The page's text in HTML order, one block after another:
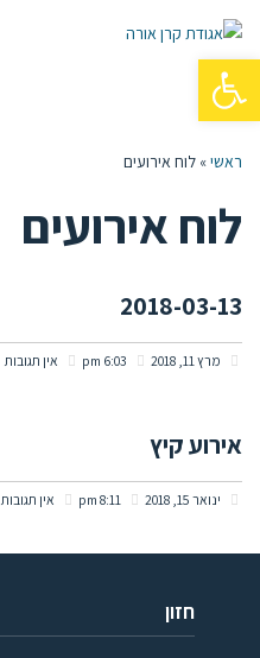
פתח סרגל נגישות
ראשי» לוח אירועים
לוח אירועים
2018-03-13
מרץ 11, 2018 אין תגובות
אירוע קיץ
ינואר 15, 2018 אין תגובות
חזון